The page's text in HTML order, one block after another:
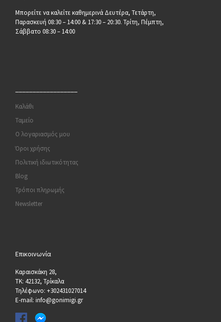
Μπορείτε να καλείτε καθημερινά Δευτέρα, Τετάρτη,
Παρασκευή 08:30 – 14:00 & 17:30 – 20:30. Τρίτη, Πέμπτη,
Σάββατο 08:30 – 14:00
Καλάθι
Ταμείο
Ο λογαριασμός μου
Όροι χρήσης
Πολιτική ιδιωτικότητας
Blog
Τρόποι πληρωμής
Newsletter
Επικοινωνία
Καραισκάκη 28,
ΤΚ: 42132, Τρίκαλα
Τηλέφωνο: +302431027014
E-mail: info@gonimigi.gr